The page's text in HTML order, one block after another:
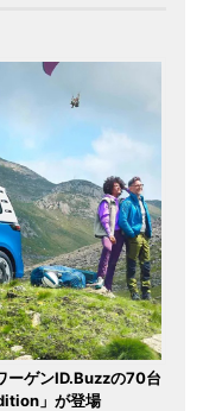
ーゲンID.Buzzの70台
」が登場